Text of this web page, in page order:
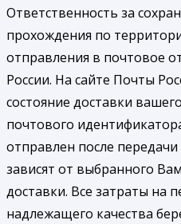
Ответственность за
прохождения по
отправления в почтовое
России. На сайте Почты
состояние доставки
почтового
отправлен после
зависят от выбранного
доставки. Все затраты на
надлежащего качества